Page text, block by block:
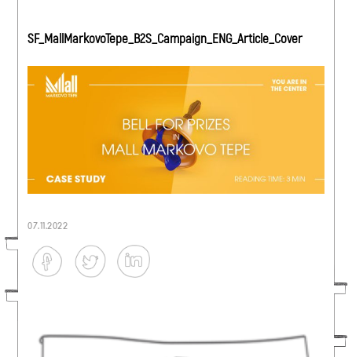
SF_MallMarkovoTepe_B2S_Campaign_ENG_Article_Cover
07.11.2022